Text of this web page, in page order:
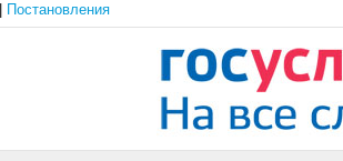
Постановления